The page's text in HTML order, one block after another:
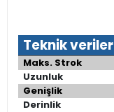
Teknik veriler
Maks. Strok
Uzunluk
Genişlik
Derinlik